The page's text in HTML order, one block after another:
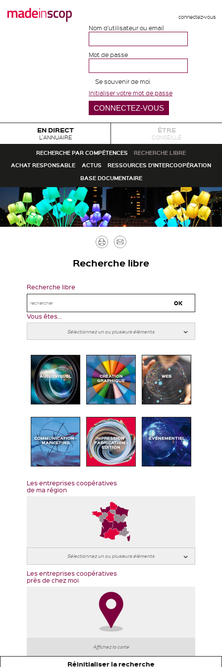
connectez-vous
Nom d'utilisateur ou email
Mot de passe
Se souvenir de moi
Initialiser votre mot de passe
EN DIRECT
L'ANNUAIRE
ÊTRE
CONSEILLÉ
RECHERCHE PAR COMPÉTENCES
RECHERCHE LIBRE
ACHAT RESPONSABLE
ACTUS
RESSOURCES D'INTERCOOPÉRATION
BASE DOCUMENTAIRE
Imprimer
Recherche libre
Recherche libre
Vous êtes...
AUDIOVISUEL CRÉATION
GRAPHIQUE
WEB
COMMUNICATION -
MARKETING
IMPRESSION -
FABRICATION -
EDITION
ÉVÉNEMENTIEL
Les entreprises coopératives
de ma région
Les entreprises coopératives
près de chez moi
Affichez la carte
Réinitialiser la recherche